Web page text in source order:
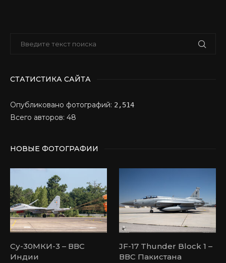
СТАТИСТИКА САЙТА
Опубликовано фотографий: 2,514
Всего авторов: 48
НОВЫЕ ФОТОГРАФИИ
Су-30МКИ-3 – ВВС
Индии
JF-17 Thunder Block 1 –
ВВС Пакистана